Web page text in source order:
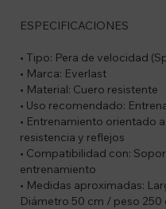
ESPECIFICACIONES
• Tipo: Pera de velocidad
• Marca: Everlast
• Material: Cuero resistente
• Uso recomendado:
• Entrenamiento orientado
resistencia y reflejos
• Compatibilidad con:
entrenamiento
• Medidas aproximadas:
Diámetro 50 cm / peso 250